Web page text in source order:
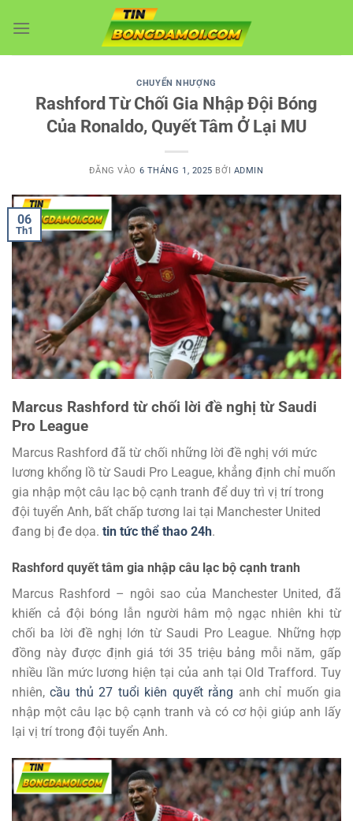
qua
CHUYỂN NHƯỢNG
Rashford Từ Chối Gia Nhập Đội Bóng
Của Ronaldo, Quyết Tâm Ở Lại MU
ĐĂNG VÀO 6 THÁNG 1, 2025 BỞI ADMIN
06
Th1
Marcus Rashford từ chối lời đề nghị từ Saudi
Pro League
Marcus Rashford đã từ chối những lời đề nghị với mức
lương khổng lồ từ Saudi Pro League, khẳng định chỉ muốn
gia nhập một câu lạc bộ cạnh tranh để duy trì vị trí trong
đội tuyển Anh, bất chấp tương lai tại Manchester United
đang bị đe dọa. tin tức thể thao 24h.
Rashford quyết tâm gia nhập câu lạc bộ cạnh tranh
Marcus Rashford – ngôi sao của Manchester United, đã
khiến cả đội bóng lẫn người hâm mộ ngạc nhiên khi từ
chối ba lời đề nghị lớn từ Saudi Pro League. Những hợp
đồng này được định giá tới 35 triệu bảng mỗi năm, gấp
nhiều lần mức lương hiện tại của anh tại Old Trafford. Tuy
nhiên,cầu thủ 27 tuổi kiên quyết rằng anh chỉ muốn gia
nhập một câu lạc bộ cạnh tranh và có cơ hội giúp anh lấy
lại vị trí trong đội tuyển Anh.